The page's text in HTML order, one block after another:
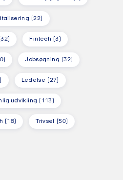
(22)
(32) Fintech (3)
Jobsøgning (32)
Ledelse (27)
udvikling (113)
(18) Trivsel (50)